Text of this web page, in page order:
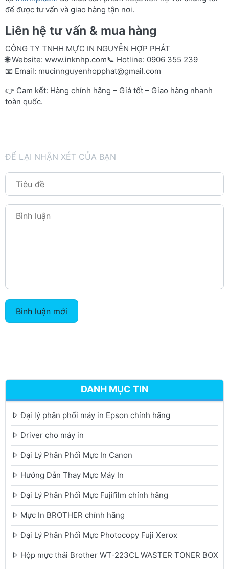
để được tư vấn và giao hàng tận nơi.
Liên hệ tư vấn & mua hàng
CÔNG TY TNHH MỰC IN NGUYỄN HỢP PHÁT
🌐 Website: www.inknhp.com📞 Hotline: 0906 355 239
📧 Email: mucinnguyenhopphat@gmail.com
👉 Cam kết: Hàng chính hãng – Giá tốt – Giao hàng nhanh
toàn quốc.
ĐỂ LẠI NHẬN XÉT CỦA BẠN
Bình luận mới
DANH MỤC TIN
Đại lý phân phối máy in Epson chính hãng
Driver cho máy in
Đại Lý Phân Phối Mực In Canon
Hướng Dẫn Thay Mực Máy In
Đại Lý Phân Phối Mực Fujifilm chính hãng
Mực In BROTHER chính hãng
Đại Lý Phân Phối Mực Photocopy Fuji Xerox
Hộp mực thải Brother WT-223CL WASTER TONER BOX